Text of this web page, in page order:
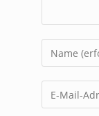
Gib
deinen
Namen
oder
Gib
deine